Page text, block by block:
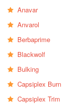
Anavar
Anvarol
Berbaprime
Blackwolf
Bulking
Capsiplex Burn
Capsiplex Trim